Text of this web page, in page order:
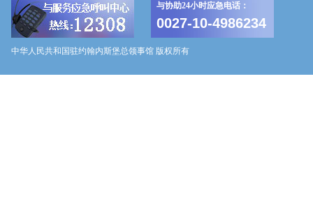
与协助24小时应急电话：
0027-10-4986234
中华人民共和国驻约翰内斯堡总领事馆 版权所有